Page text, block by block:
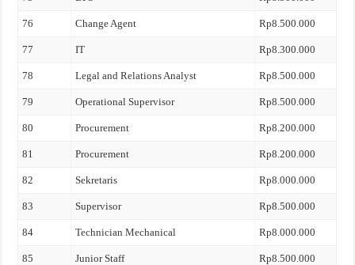
76 Change Agent Rp8.500.000
77 IT Rp8.300.000
78 Legal and Relations Analyst Rp8.500.000
79 Operational Supervisor Rp8.500.000
80 Procurement Rp8.200.000
81 Procurement Rp8.200.000
82 Sekretaris Rp8.000.000
83 Supervisor Rp8.500.000
84 Technician Mechanical Rp8.000.000
85 Junior Staff Rp8.500.000